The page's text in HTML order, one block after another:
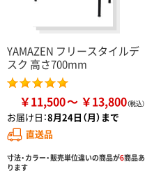
YAMAZEN フリースタイルデ
スク 高さ700mm
￥11,500 ￥13,800
お届け日：8月24日（月）まで
直送品
寸法・カラー・販売単位違いの商品が6商品あ
ります